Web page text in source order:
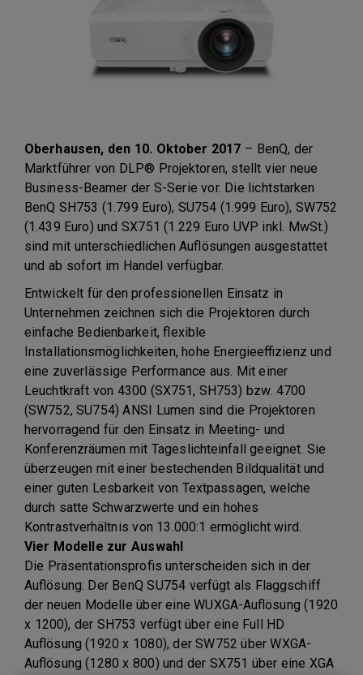
Oberhausen, den 10. Oktober 2017 – BenQ, der
Marktführer von DLP® Projektoren, stellt vier neue
Business-Beamer der S-Serie vor. Die lichtstarken
BenQ SH753 (1.799 Euro), SU754 (1.999 Euro), SW752
(1.439 Euro) und SX751 (1.229 Euro UVP inkl. MwSt.)
sind mit unterschiedlichen Auflösungen ausgestattet
und ab sofort im Handel verfügbar.
Entwickelt für den professionellen Einsatz in
Unternehmen zeichnen sich die Projektoren durch
einfache Bedienbarkeit, flexible
Installationsmöglichkeiten, hohe Energieeffizienz und
eine zuverlässige Performance aus. Mit einer
Leuchtkraft von 4300 (SX751, SH753) bzw. 4700
(SW752, SU754) ANSI Lumen sind die Projektoren
hervorragend für den Einsatz in Meeting- und
Konferenzräumen mit Tageslichteinfall geeignet. Sie
überzeugen mit einer bestechenden Bildqualität und
einer guten Lesbarkeit von Textpassagen, welche
durch satte Schwarzwerte und ein hohes
Kontrastverhältnis von 13.000:1 ermöglicht wird.
Vier Modelle zur Auswahl
Die Präsentationsprofis unterscheiden sich in der
Auflösung: Der BenQ SU754 verfügt als Flaggschiff
der neuen Modelle über eine WUXGA-Auflösung (1920
x 1200), der SH753 verfügt über eine Full HD
Auflösung (1920 x 1080), der SW752 über WXGA-
Auflösung (1280 x 800) und der SX751 über eine XGA